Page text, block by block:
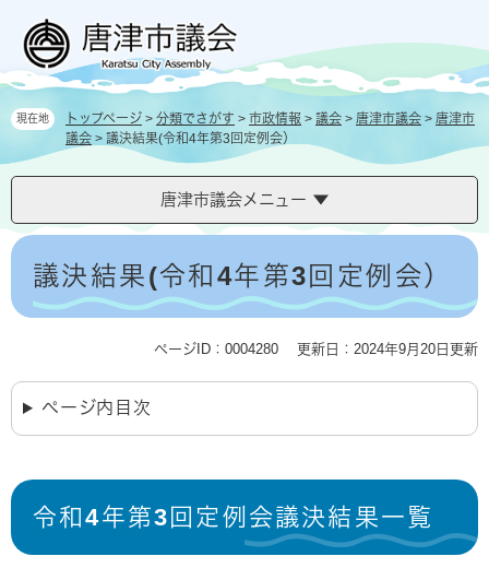
の
頭
ー
飛
本
文
現在地 トップページ > 分類でさがす > 市政情報 > 議会 > 唐津市議会 > 唐津市
議会 > 議決結果(令和4年第3回定例会）
唐津市議会メニュー
本
議決結果(令和4年第3回定例会）
ページID：0004280 更新日：2024年9月20日更新
ページ内目次
令和4年第3回定例会議決結果一覧